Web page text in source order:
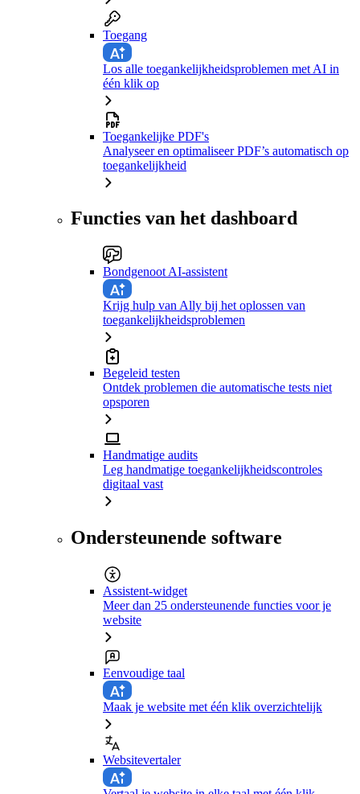
Toegang
Los alle toegankelijkheidsproblemen met AI in
één klik op
Toegankelijke PDF's
Analyseer en optimaliseer PDF’s automatisch op
toegankelijkheid
Functies van het dashboard
Bondgenoot AI-assistent
Krijg hulp van Ally bij het oplossen van
toegankelijkheidsproblemen
Begeleid testen
Ontdek problemen die automatische tests niet
opsporen
Handmatige audits
Leg handmatige toegankelijkheidscontroles
digitaal vast
Ondersteunende software
Assistent-widget
Meer dan 25 ondersteunende functies voor je
website
Eenvoudige taal
Maak je website met één klik overzichtelijk
Websitevertaler